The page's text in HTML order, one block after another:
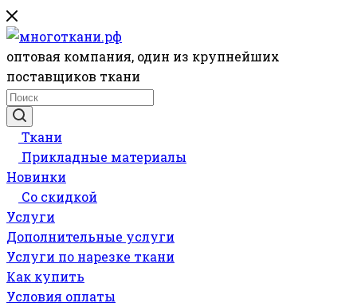
оптовая компания, один из крупнейших
поставщиков ткани
Ткани
Прикладные материалы
Новинки
Со скидкой
Услуги
Дополнительные услуги
Услуги по нарезке ткани
Как купить
Условия оплаты